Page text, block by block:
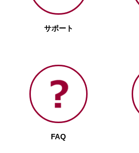
サポート
FAQ